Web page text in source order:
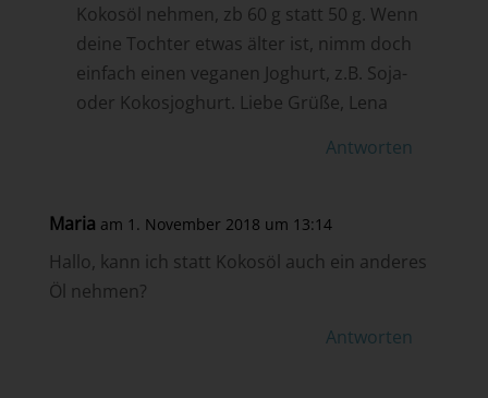
Kokosöl nehmen, zb 60 g statt 50 g. Wenn
deine Tochter etwas älter ist, nimm doch
einfach einen veganen Joghurt, z.B. Soja-
oder Kokosjoghurt. Liebe Grüße, Lena
Antworten
Maria am 1. November 2018 um 13:14
Hallo, kann ich statt Kokosöl auch ein anderes
Öl nehmen?
Antworten